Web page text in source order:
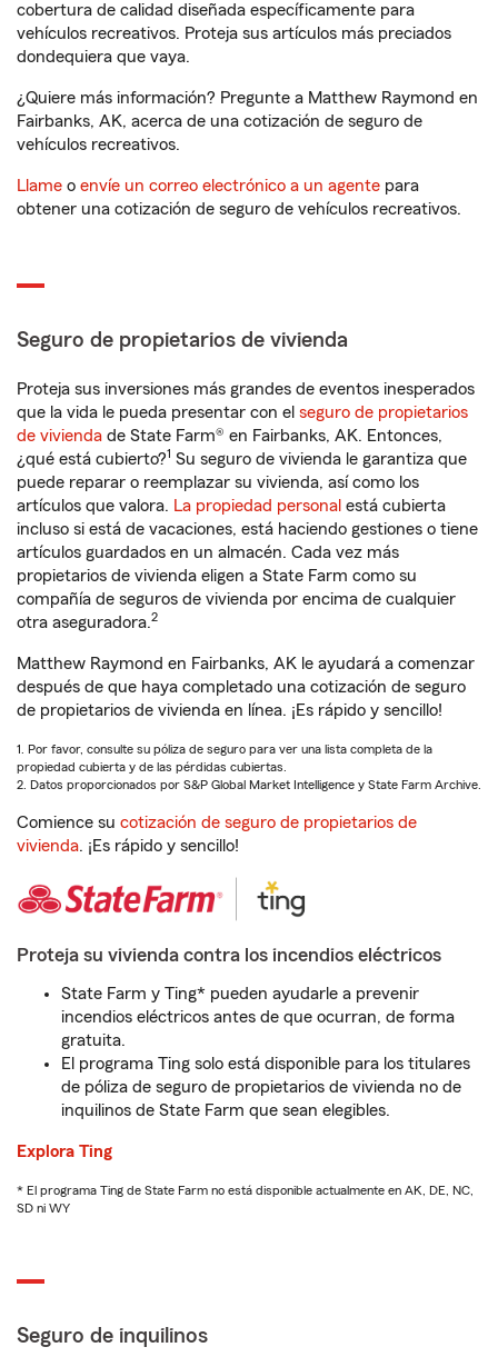
cobertura de calidad diseñada específicamente para
vehículos recreativos. Proteja sus artículos más preciados
dondequiera que vaya.
¿Quiere más información? Pregunte a Matthew Raymond en
Fairbanks, AK, acerca de una cotización de seguro de
vehículos recreativos.
Llame o envíe un correo electrónico a un agente para
obtener una cotización de seguro de vehículos recreativos.
Seguro de propietarios de vivienda
Proteja sus inversiones más grandes de eventos inesperados
que la vida le pueda presentar con el seguro de propietarios
de vivienda de State Farm® en Fairbanks, AK. Entonces,
¿qué está cubierto?1 Su seguro de vivienda le garantiza que
puede reparar o reemplazar su vivienda, así como los
artículos que valora. La propiedad personal está cubierta
incluso si está de vacaciones, está haciendo gestiones o tiene
artículos guardados en un almacén. Cada vez más
propietarios de vivienda eligen a State Farm como su
compañía de seguros de vivienda por encima de cualquier
otra aseguradora.2
Matthew Raymond en Fairbanks, AK le ayudará a comenzar
después de que haya completado una cotización de seguro
de propietarios de vivienda en línea. ¡Es rápido y sencillo!
1. Por favor, consulte su póliza de seguro para ver una lista completa de la
propiedad cubierta y de las pérdidas cubiertas.
2. Datos proporcionados por S&P Global Market Intelligence y State Farm Archive.
Comience su cotización de seguro de propietarios de
vivienda. ¡Es rápido y sencillo!
Proteja su vivienda contra los incendios eléctricos
State Farm y Ting* pueden ayudarle a prevenir
incendios eléctricos antes de que ocurran, de forma
gratuita.
El programa Ting solo está disponible para los titulares
de póliza de seguro de propietarios de vivienda no de
inquilinos de State Farm que sean elegibles.
Explora Ting
* El programa Ting de State Farm no está disponible actualmente en AK, DE, NC,
SD ni WY
Seguro de inquilinos